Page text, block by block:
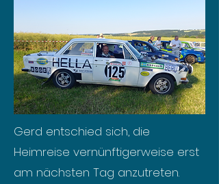
Gerd entschied sich, die
Heimreise vernünftigerweise erst
am nächsten Tag anzutreten.